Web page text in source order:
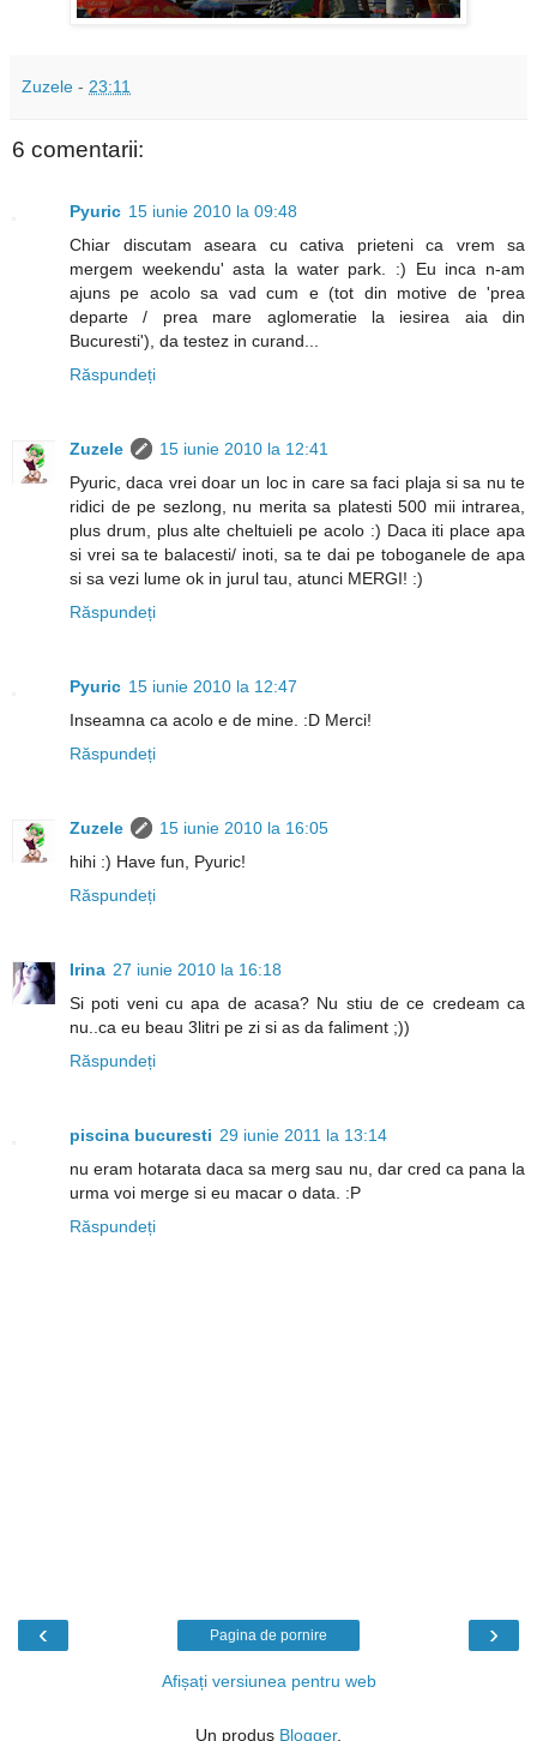
Zuzele - 23:11
6 comentarii:
Pyuric 15 iunie 2010 la 09:48
Chiar discutam aseara cu cativa prieteni ca vrem sa
mergem weekendu' asta la water park. :) Eu inca n-am
ajuns pe acolo sa vad cum e (tot din motive de 'prea
departe / prea mare aglomeratie la iesirea aia din
Bucuresti'), da testez in curand...
Răspundeți
Zuzele
15 iunie 2010 la 12:41
Pyuric, daca vrei doar un loc in care sa faci plaja si sa nu te
ridici de pe sezlong, nu merita sa platesti 500 mii intrarea,
plus drum, plus alte cheltuieli pe acolo :) Daca iti place apa
si vrei sa te balacesti/ inoti, sa te dai pe toboganele de apa
si sa vezi lume ok in jurul tau, atunci MERGI! :)
Răspundeți
Pyuric 15 iunie 2010 la 12:47
Inseamna ca acolo e de mine. :D Merci!
Răspundeți
Zuzele
15 iunie 2010 la 16:05
hihi :) Have fun, Pyuric!
Răspundeți
Irina 27 iunie 2010 la 16:18
Si poti veni cu apa de acasa? Nu stiu de ce credeam ca
nu..ca eu beau 3litri pe zi si as da faliment ;))
Răspundeți
piscina bucuresti 29 iunie 2011 la 13:14
nu eram hotarata daca sa merg sau nu, dar cred ca pana la
urma voi merge si eu macar o data. :P
Răspundeți
‹ ›
Pagina de pornire
Afișați versiunea pentru web
Un produs Blogger.